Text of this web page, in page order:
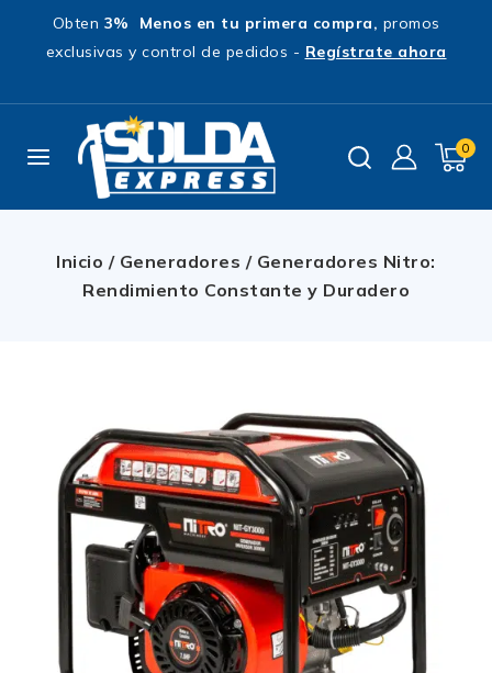
Obten 3% Menos en tu primera compra, promos
exclusivas y control de pedidos - Regístrate ahora
0
Inicio / Generadores / Generadores Nitro:
Rendimiento Constante y Duradero